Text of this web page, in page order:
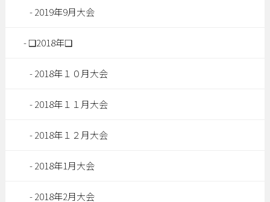
2019年9月大会
❑2018年❑
2018年１０月大会
2018年１１月大会
2018年１２月大会
2018年1月大会
2018年2月大会